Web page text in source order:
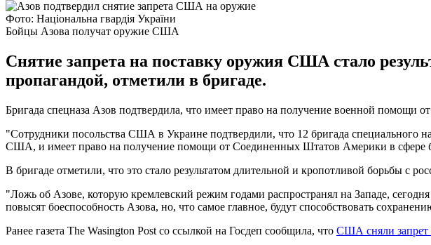
Фото: Національна гвардія України
Бойцы Азова получат оружие США
Снятие запрета на поставку оружия США стало
пропагандой, отметили в бригаде.
Бригада спецназа Азов подтвердила, что имеет право на получение военной помощи
"Сотрудники посольства США в Украине подтвердили, что 12 бригада специального
США, и имеет право на получение помощи от Соединенных Штатов Америки в сфере
В бригаде отметили, что это стало результатом длительной и кропотливой борьбы с
"Ложь об Азове, которую кремлевский режим годами распространял на Западе,
повысят боеспособность Азова, но, что самое главное, будут способствовать
Ранее газета The Wasington Post со ссылкой на Госдеп сообщила, что США сняли запрет